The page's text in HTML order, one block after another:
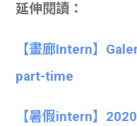
延伸閱讀：
【畫廊Intern】
part-time
【暑假intern】